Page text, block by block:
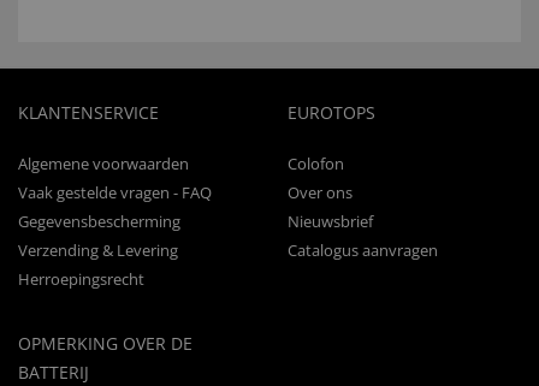
KLANTENSERVICE
Algemene voorwaarden
Vaak gestelde vragen - FAQ
Gegevensbescherming
Verzending & Levering
Herroepingsrecht
OPMERKING OVER DE
BATTERIJ
EUROTOPS
Colofon
Over ons
Nieuwsbrief
Catalogus aanvragen